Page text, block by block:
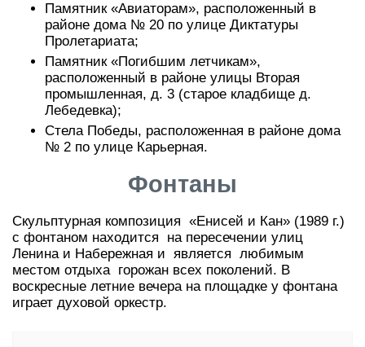
Памятник «Авиаторам», расположенный в
районе дома № 20 по улице Диктатуры
Пролетариата;
Памятник «Погибшим летчикам»,
расположенный в районе улицы Вторая
промышленная, д. 3 (старое кладбище д.
Лебедевка);
Стела Победы, расположенная в районе дома
№ 2 по улице Карьерная.
Фонтаны
Скульптурная композиция «Енисей и Кан» (1989 г.)
с фонтаном находится на пересечении улиц
Ленина и Набережная и является любимым
местом отдыха горожан всех поколений. В
воскресные летние вечера на площадке у фонтана
играет духовой оркестр.